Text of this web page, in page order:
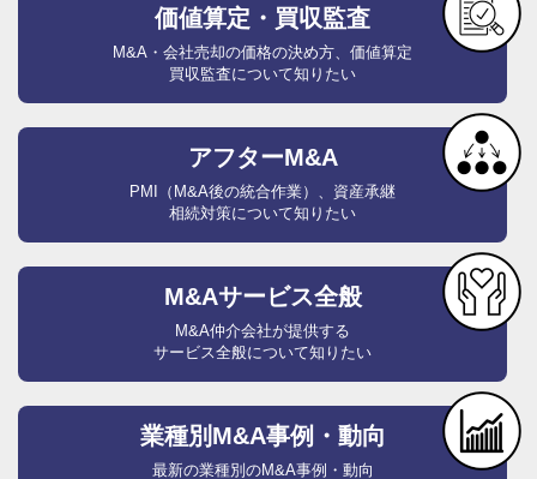
価値算定・買収監査
M&A・会社売却の価格の決め方、価値算定
買収監査について知りたい
アフターM&A
PMI（M&A後の統合作業）、資産承継
相続対策について知りたい
M&Aサービス全般
M&A仲介会社が提供する
サービス全般について知りたい
業種別M&A事例・動向
最新の業種別のM&A事例・動向